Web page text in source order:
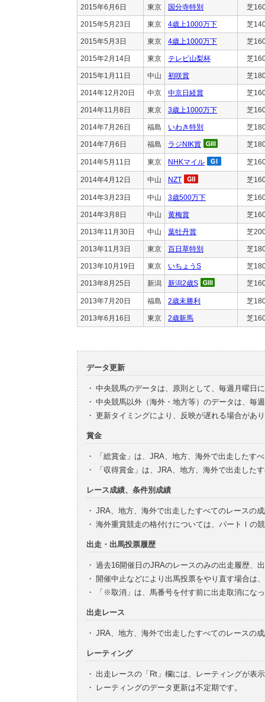
2015年6月6日 東京 国分寺特別 芝
2015年5月23日 東京 4歳上1000万下 芝
2015年5月3日 東京 4歳上1000万下 芝
2015年2月14日 東京 テレビ山梨杯 芝
2015年1月11日 中山 初咲賞 芝
2014年12月20日 中京 中京日経賞 芝
2014年11月8日 東京 3歳上1000万下 芝
2014年7月26日 福島 いわき特別 芝
2014年7月6日 福島 ラジNIK賞 芝
2014年5月11日 東京 NHKマイル 芝
2014年4月12日 中山 NZT 芝
2014年3月23日 中山 3歳500万下 芝
2014年3月8日 中山 黄梅賞 芝
2013年11月30日 中山 葉牡丹賞 芝
2013年11月3日 東京 百日草特別 芝
2013年10月19日 東京 いちょうS 芝
2013年8月25日 新潟 新潟2歳S 芝
2013年7月20日 福島 2歳未勝利 芝
2013年6月16日 東京 2歳新馬 芝
データ更新
・ 中央競馬のデータは、原則として、毎週月曜日
・ 中央競馬以外（海外・地方等）のデータは、毎
・ 更新タイミングにより、反映が遅れる場合があ
賞金
・
「総賞金」は、JRA、地方、海外で出走したす
・
「収得賞金」は、JRA、地方、海外で出走した
レース成績、条件別成績
・ JRA、地方、海外で出走したすべてのレースの
・ 海外重賞競走の格付けについては、パートⅠの
出走・出馬投票履歴
・ 過去16開催日のJRAのレースのみの出走履歴、
・ 開催中止などにより出馬投票をやり直す場合は
・
「※取消」は、馬番号を付す前に出走取消にな
出走レース
・ JRA、地方、海外で出走したすべてのレースの
レーティング
・ 出走レースの「Rt」欄には、レーティングが表
・
レーティングのデータ更新は不定期です。